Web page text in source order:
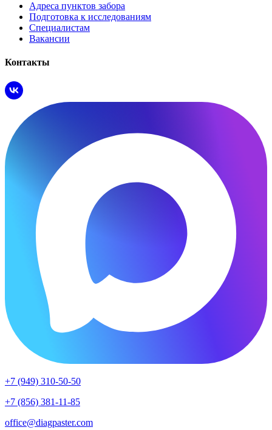
Адреса пунктов забора
Подготовка к исследованиям
Специалистам
Вакансии
Контакты
+7 (949) 310-50-50
+7 (856) 381-11-85
office@diagpaster.com